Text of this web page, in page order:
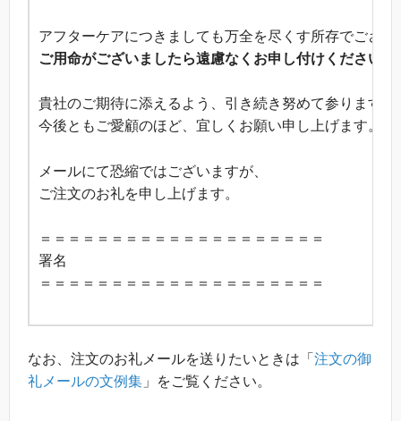
アフターケアにつきましても万全を尽くす所存でござい
ご用命がございましたら遠慮なくお申し付けくださいま
貴社のご期待に添えるよう、引き続き努めて参りますの
今後ともご愛顧のほど、宜しくお願い申し上げます。
メールにて恐縮ではございますが、
ご注文のお礼を申し上げます。
＝＝＝＝＝＝＝＝＝＝＝＝＝＝＝＝＝＝＝＝
署名
＝＝＝＝＝＝＝＝＝＝＝＝＝＝＝＝＝＝＝＝
なお、注文のお礼メールを送りたいときは「 注文の御
礼メールの文例集 」をご覧ください。